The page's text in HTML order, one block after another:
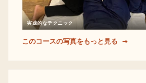
実践的なテクニック
このコースの写真をもっと見る